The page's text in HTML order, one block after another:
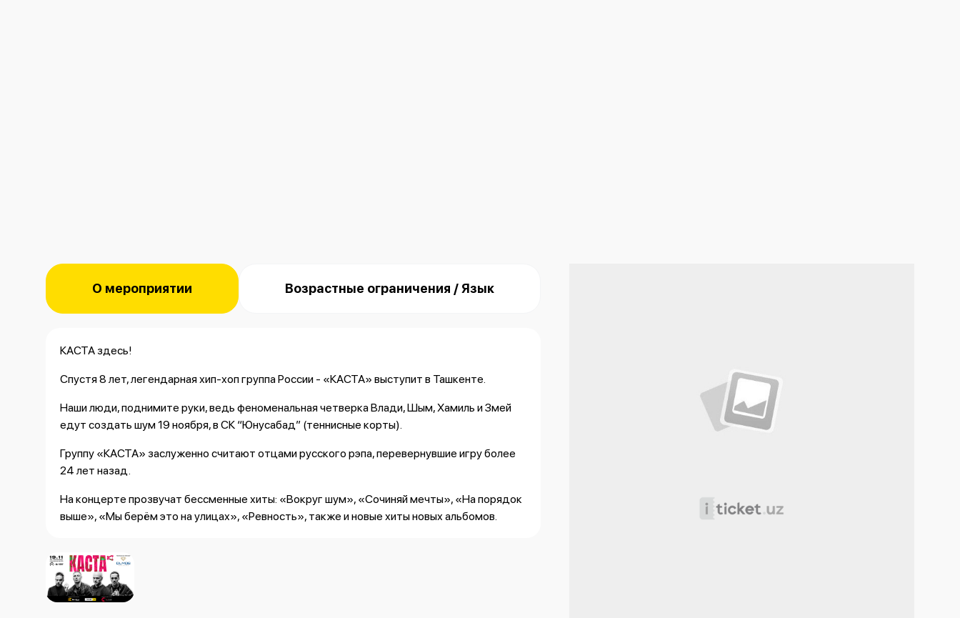
О мероприятии Возрастные ограничения / Язык
КАСТА здесь!
Спустя 8 лет, легендарная хип-хоп группа России - «КАСТА» выступит в Ташкенте.
Наши люди, поднимите руки, ведь феноменальная четверка Влади, Шым, Хамиль и Змей
едут создать шум 19 ноября, в СК “Юнусабад” (теннисные корты).
Группу «КАСТА» заслуженно считают отцами русского рэпа, перевернувшие игру более
24 лет назад.
На концерте прозвучат бессменные хиты: «Вокруг шум», «Сочиняй мечты», «На порядок
выше», «Мы берём это на улицах», «Ревность», также и новые хиты новых альбомов.
Стоимость билетов от 50.000 сум до 350.000 сум
Количество ограничено!